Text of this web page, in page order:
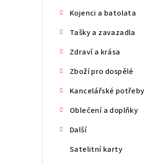
Kojenci a batolata
Tašky a zavazadla
Zdraví a krása
Zboží pro dospělé
Kancelářské potřeby
Oblečení a doplňky
Další
Satelitní karty